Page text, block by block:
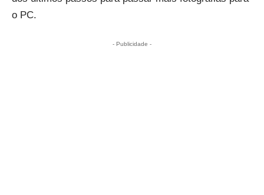
o PC.
- Publicidade -